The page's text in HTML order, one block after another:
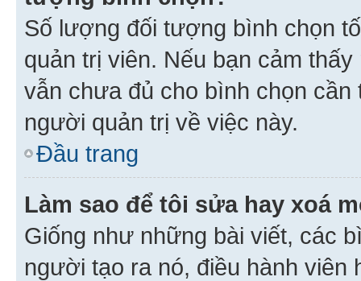
Số lượng đối tượng bình chọn
quản trị viên. Nếu bạn cảm
vẫn chưa đủ cho bình chọn
người quản trị về việc này.
Đầu trang
Làm sao để tôi sửa hay xoá
Giống như những bài viết, các
người tạo ra nó, điều hành